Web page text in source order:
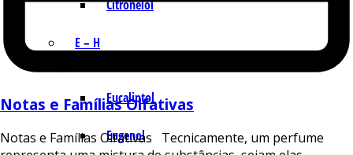
Citronelol
E – H
Eucaliptol
Eugenol
Notas e Famílias Olfativas
Notas e Famílias Olfativas Tecnicamente, um perfume